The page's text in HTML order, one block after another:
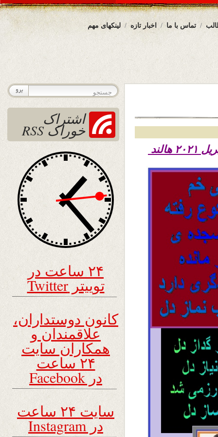
لینکهای مهم اخبار تازه تماس با ما
اشتراک
خوراک RSS
۲۴ ساعت در
توییتر Twitter
کانون دوستداران،
علاقمندان و
همکاران سایت
۲۴ ساعت
در Facebook
سایت ۲۴ ساعت
در Instagram